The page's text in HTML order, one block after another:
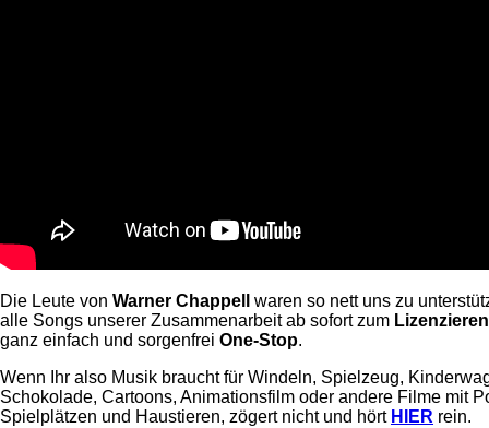
Die Leute von Warner Chappell
waren so nett uns zu
alle Songs unserer Zusammenarbeit ab sofort zum Lizenzieren
ganz einfach und sorgenfrei One-Stop.
Wenn Ihr also Musik braucht für Windeln, Spielzeug,
Schokolade, Cartoons, Animationsfilm oder andere Filme mit
Spielplätzen und Haustieren, zögert nicht und hört HIER rein.